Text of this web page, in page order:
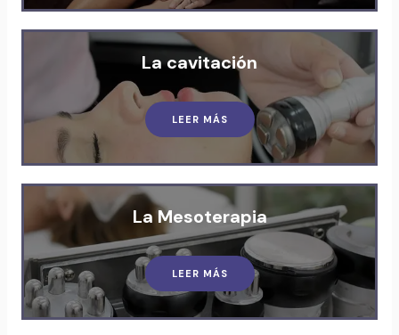
La cavitación
LEER MÁS
La Mesoterapia
LEER MÁS